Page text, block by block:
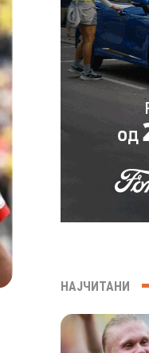
НАЈЧИТАНИ